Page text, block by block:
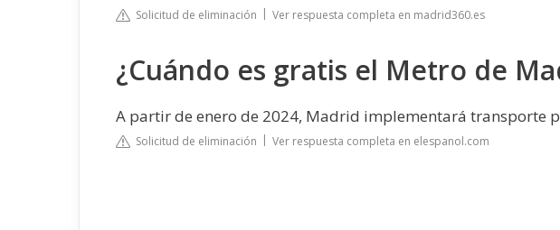
Solicitud de eliminación Ver respuesta completa en madrid360.es
¿Cuándo es gratis el Metro de
A partir de enero de 2024, Madrid implementará transporte
Solicitud de eliminación Ver respuesta completa en elespanol.com